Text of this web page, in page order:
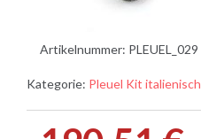
Artikelnummer: PLEUEL_029
Kategorie: Pleuel Kit italienisch